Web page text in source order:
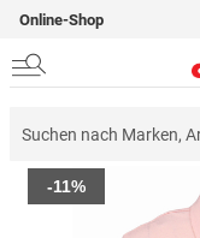
Online-Shop
Zum
Ende
-11%